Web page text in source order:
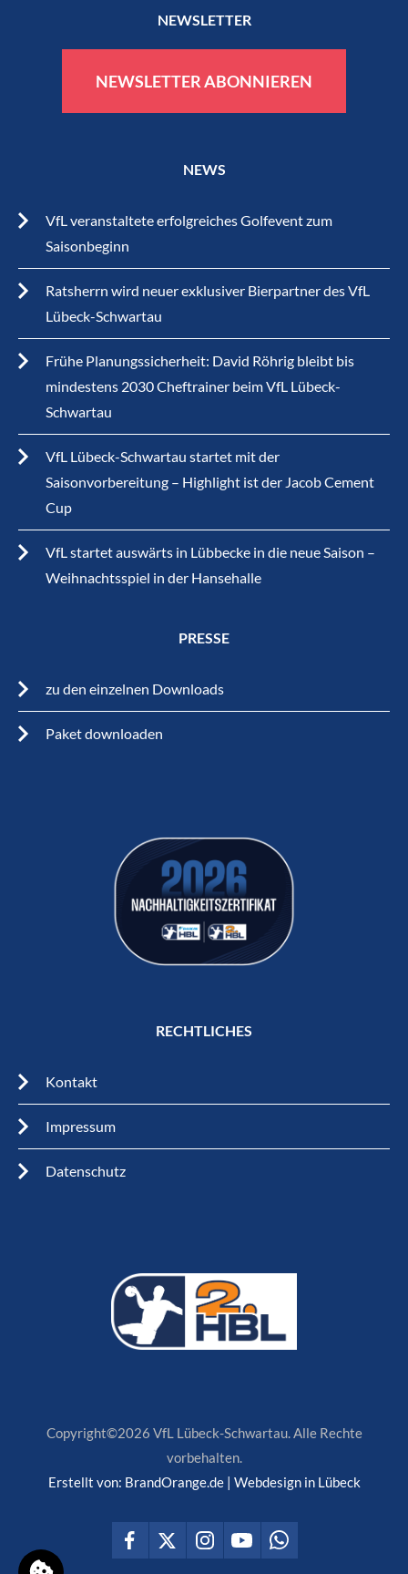
NEWSLETTER
NEWSLETTER ABONNIEREN
NEWS
VfL veranstaltete erfolgreiches Golfevent zum
Saisonbeginn
Ratsherrn wird neuer exklusiver Bierpartner des VfL
Lübeck-Schwartau
Frühe Planungssicherheit: David Röhrig bleibt bis
mindestens 2030 Cheftrainer beim VfL Lübeck-
Schwartau
VfL Lübeck-Schwartau startet mit der
Saisonvorbereitung – Highlight ist der Jacob Cement
Cup
VfL startet auswärts in Lübbecke in die neue Saison –
Weihnachtsspiel in der Hansehalle
PRESSE
zu den einzelnen Downloads
Paket downloaden
RECHTLICHES
Kontakt
Impressum
Datenschutz
Copyright©2026 VfL Lübeck-Schwartau. Alle Rechte
vorbehalten.
Erstellt von: BrandOrange.de | Webdesign in Lübeck